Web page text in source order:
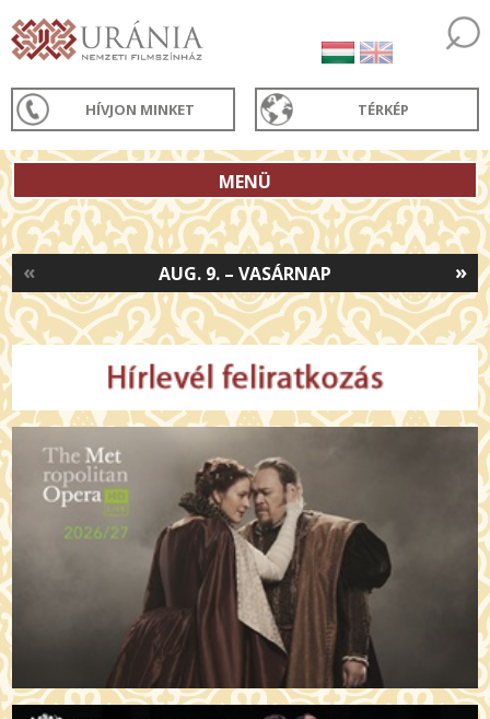
HÍVJON MINKET TÉRKÉP
MENÜ
»
AUG. 9. – VASÁRNAP
«